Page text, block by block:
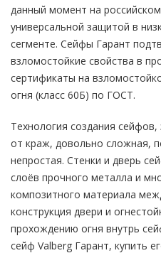
данный момент на
универсальной защитой в
сегменте. Сейфы Гарант
взломостойкие свойства в
сертификаты на
огня (класс 60Б) по ГОСТ.
Технология создания
от краж, довольно сложная,
непростая. Стенки и дверь
слоёв прочного металла и
композитного материала
конструкция двери и
прохождению огня внутрь
сейф Valberg Гарант, купить